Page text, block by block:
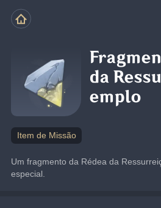
da
emplo
Item de Missão
Um fragmento da Rédea da
especial.